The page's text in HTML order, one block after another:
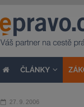
ČLÁNKY
27. 9. 2006